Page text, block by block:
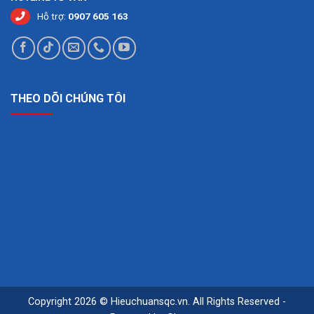
NHIỆT ĐỘ:
ẨM TƯƠNG
ĐỐI:
5% đến 95% RH
ĐỐI:
ĐỘ CHÍNH XÁC
Đánh giá bài viết
Hỗ trợ: 0907 605 163
THEO DÕI CHÚNG TÔI
Copyright 2026 © Hieuchuansqc.vn. All Rights Reserved -